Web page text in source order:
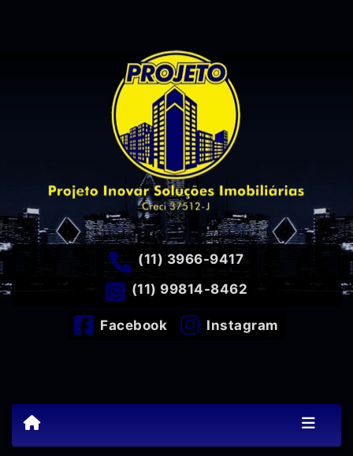
(11) 3966-9417
(11) 99814-8462
Facebook Instagram